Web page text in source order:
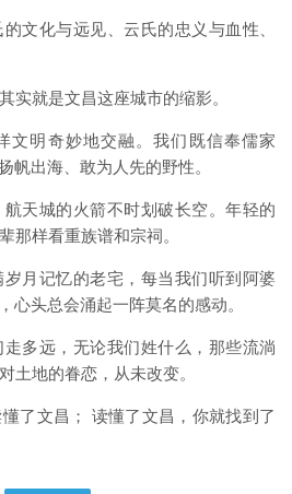
文化与远见、云氏的忠义与血性、
实就是文昌这座城市的缩影。
文明奇妙地交融。我们既信奉儒家
帆出海、敢为人先的野性。
天城的火箭不时划破长空。年轻的
那样看重族谱和宗祠。
月记忆的老宅，每当我们听到阿婆
心头总会涌起一阵莫名的感动。
多远，无论我们姓什么，那些流淌
土地的眷恋，从未改变。
了文昌； 读懂了文昌，你就找到了